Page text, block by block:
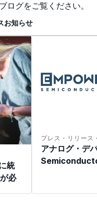
ログをご覧ください。
お知らせ
統
必
アナログ・デ
プレス・リリー